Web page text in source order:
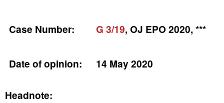
Case Number: G 3/19, OJ EPO 2020, ***
Date of opinion: 14 May 2020
Headnote: